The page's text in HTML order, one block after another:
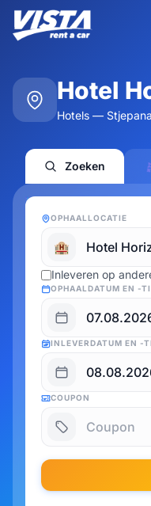
Hotel
Hotels —
Zoeken
OPHAALLOCATIE
🏨
Inleveren op
OPHAALDATUM EN -
INLEVERDATUM EN -
COUPON